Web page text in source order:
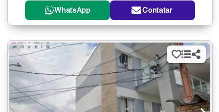
WhatsApp Contatar